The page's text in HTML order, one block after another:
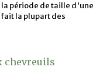
période de taille d'une
la plupart des
chevreuils